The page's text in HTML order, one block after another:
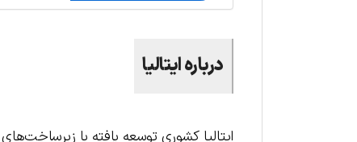
درباره ایتالیا
ایتالیا کشوری توسعه یافته با